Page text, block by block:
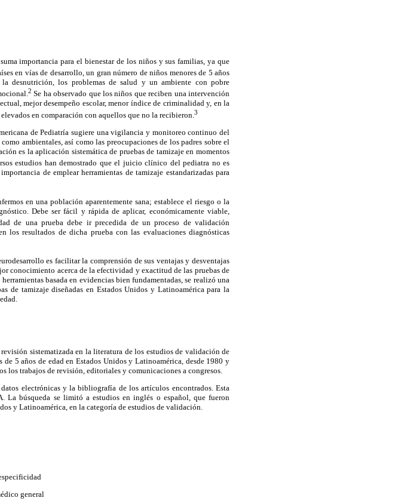
importancia para el bienestar de los niños y sus familias, ya que
en vías de desarrollo, un gran número de niños menores de 5 años
desnutrición, los problemas de salud y un ambiente con pobre
2 Se ha observado que los niños que reciben una intervención
mejor desempeño escolar, menor índice de criminalidad y, en la
en comparación con aquellos que no la recibieron. 3
de Pediatría sugiere una vigilancia y monitoreo continuo del
ambientales, así como las preocupaciones de los padres sobre el
es la aplicación sistemática de pruebas de tamizaje en momentos
estudios han demostrado que el juicio clínico del pediatra no es
de emplear herramientas de tamizaje estandarizadas para
en una población aparentemente sana; establece el riesgo o la
Debe ser fácil y rápida de aplicar, económicamente viable,
de una prueba debe ir precedida de un proceso de validación
los resultados de dicha prueba con las evaluaciones diagnósticas
es facilitar la comprensión de sus ventajas y desventajas
conocimiento acerca de la efectividad y exactitud de las pruebas de
basada en evidencias bien fundamentadas, se realizó una
de tamizaje diseñadas en Estados Unidos y Latinoamérica para la
sistematizada en la literatura de los estudios de validación de
5 años de edad en Estados Unidos y Latinoamérica, desde 1980 y
los trabajos de revisión, editoriales y comunicaciones a congresos.
electrónicas y la bibliografía de los artículos encontrados. Esta
La búsqueda se limitó a estudios en inglés o español, que fueron
y Latinoamérica, en la categoría de estudios de validación.
general